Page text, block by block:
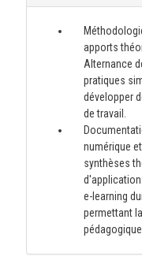
apports
Alternance
pratiques
développer
de travail.
numérique
synthèses
e-learning
permettant